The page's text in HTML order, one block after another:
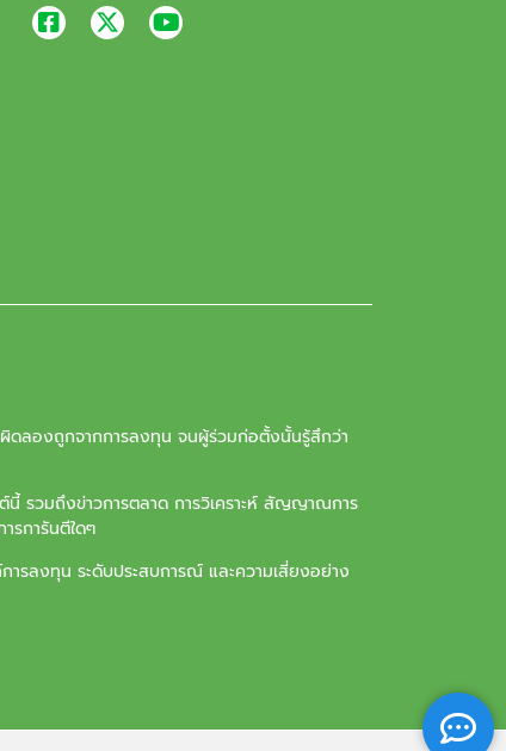
ดลองถูกจากการลงทุน จนผู้ร่วมก่อตั้งนั้นรู้สึกว่า
นี้ รวมถึงข่าวการตลาด การวิเคราะห์ สัญญาณการ
รการันตีใดๆ
รลงทุน ระดับประสบการณ์ และความเสี่ยงอย่าง